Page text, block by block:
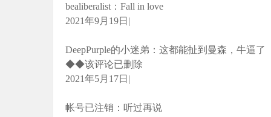
bealiberalist：Fall in love
2021年9月19日|
DeepPurple的小迷弟：这都能扯到曼森，牛逼了
◆◆该评论已删除
2021年5月17日|
帐号已注销：听过再说